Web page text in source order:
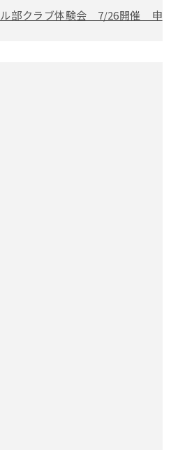
ル部クラブ体験会 7/26開催 申